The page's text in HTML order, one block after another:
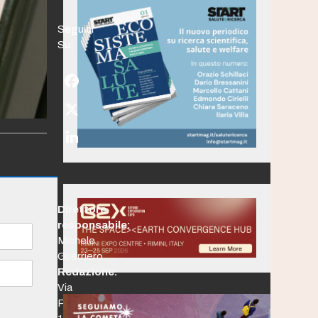
Seguici
Su:
Facebook
Twitter
(deprecated)
LinkedIn
Direttore
responsabile:
Michele
Guerriero
Redazione:
Via
Po,